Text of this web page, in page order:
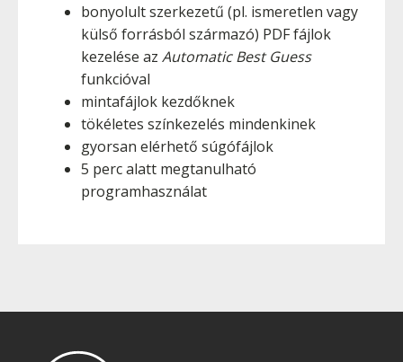
bonyolult szerkezetű (pl. ismeretlen vagy
külső forrásból származó) PDF fájlok
kezelése az Automatic Best Guess
funkcióval
mintafájlok kezdőknek
tökéletes színkezelés mindenkinek
gyorsan elérhető súgófájlok
5 perc alatt megtanulható
programhasználat